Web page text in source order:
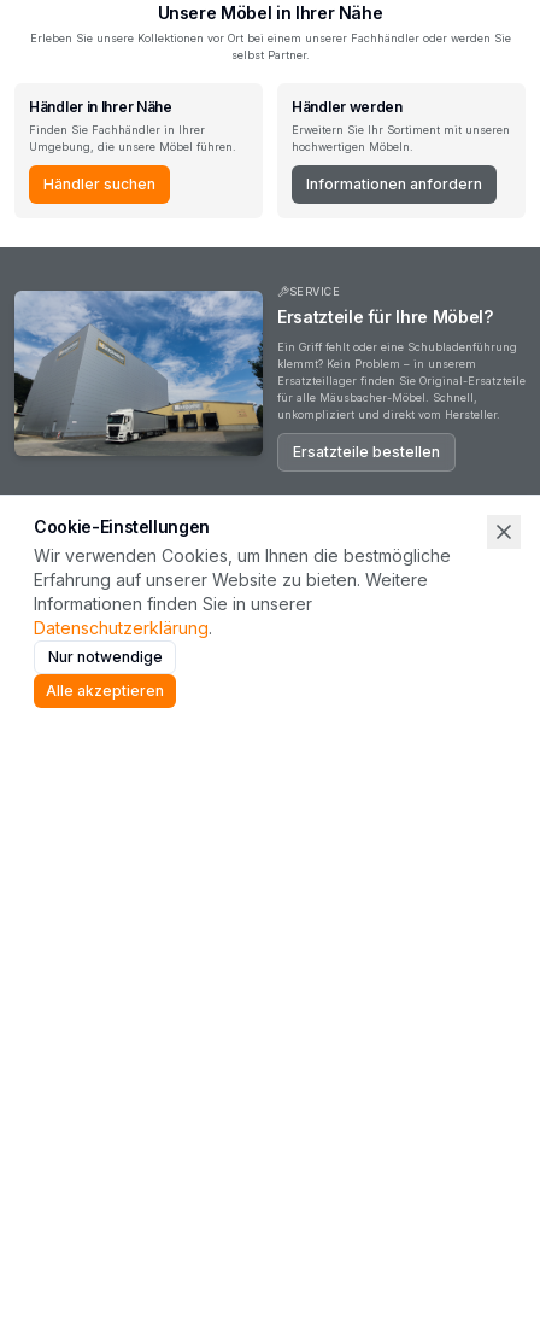
Unsere Möbel in Ihrer Nähe
Erleben Sie unsere Kollektionen vor Ort bei einem unserer Fachhändler oder werden Sie
selbst Partner.
Händler in Ihrer Nähe
Finden Sie Fachhändler in Ihrer
Umgebung, die unsere Möbel führen.
Händler suchen
Händler werden
Erweitern Sie Ihr Sortiment mit unseren
hochwertigen Möbeln.
Informationen anfordern
SERVICE
Ersatzteile für Ihre Möbel?
Ein Griff fehlt oder eine Schubladenführung
klemmt? Kein Problem – in unserem
Ersatzteillager finden Sie Original-Ersatzteile
für alle Mäusbacher-Möbel. Schnell,
unkompliziert und direkt vom Hersteller.
Ersatzteile bestellen
Haben Sie Fragen?
Ob zu unseren Produkten, Ihrer Bestellung oder einer Zusammenarbeit – unser Team steht
Ihnen gerne zur Verfügung. Wir freuen uns auf Ihre Nachricht.
Cookie-Einstellungen
Wir verwenden Cookies, um Ihnen die bestmögliche
Erfahrung auf unserer Website zu bieten. Weitere
Informationen finden Sie in unserer
Datenschutzerklärung.
Nur notwendige
Alle akzeptieren